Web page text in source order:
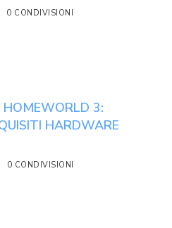
0 CONDIVISIONI
3:
HARDWARE
0 CONDIVISIONI